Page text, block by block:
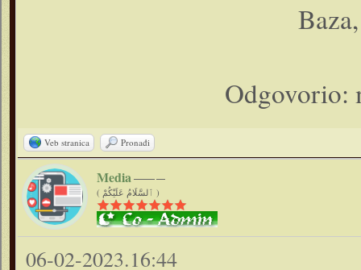
Odgovorio:
Veb stranica Pronađi
Media
( ٱلسَّلَامُ عَلَيْكُمْ )
06-02-2023.16:44